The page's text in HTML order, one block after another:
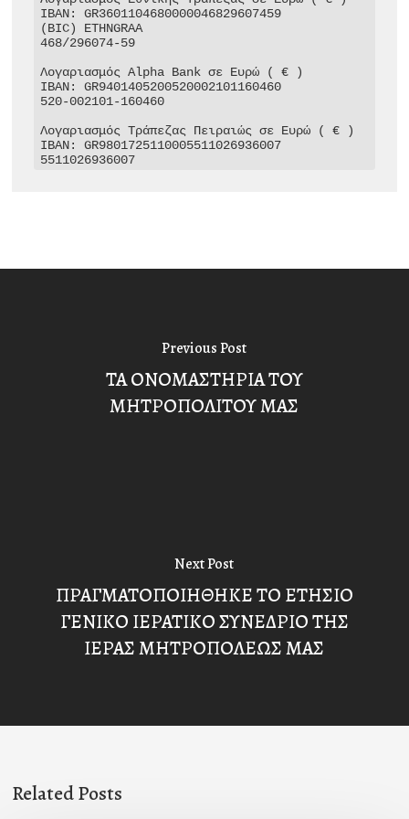
IBAN: GR3601104680000046829607459
(BIC) ETHNGRAA
468/296074-59
Λογαριασμός Alpha Bank σε Ευρώ ( € )
IBAN: GR9401405200520002101160460
520-002101-160460
Λογαριασμός Τράπεζας Πειραιώς σε Ευρώ ( € )
IBAN: GR9801725110005511026936007
5511026936007
Previous Post
ΤΑ ΟΝΟΜΑΣΤΗΡΙΑ ΤΟΥ
ΜΗΤΡΟΠΟΛΙΤΟΥ ΜΑΣ
Next Post
ΠΡΑΓΜΑΤΟΠΟΙΗΘΗΚΕ ΤΟ ΕΤΗΣΙΟ
ΓΕΝΙΚΟ ΙΕΡΑΤΙΚΟ ΣΥΝΕΔΡΙΟ ΤΗΣ
ΙΕΡΑΣ ΜΗΤΡΟΠΟΛΕΩΣ ΜΑΣ
Related Posts